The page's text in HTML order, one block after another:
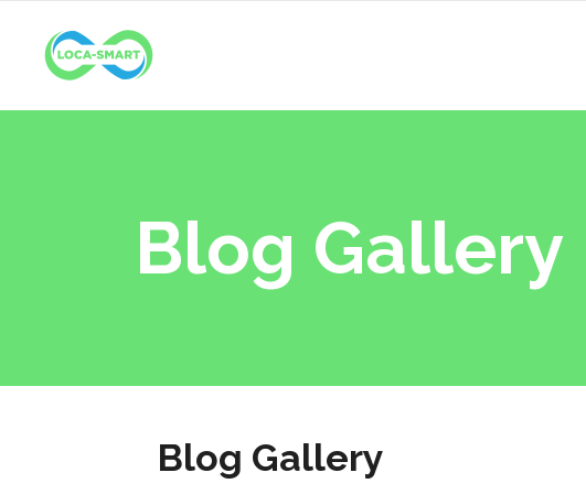
Blog Gallery
Blog Gallery